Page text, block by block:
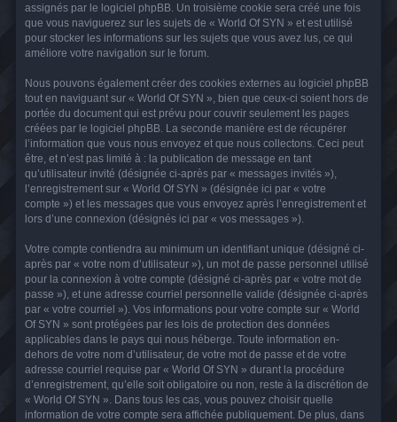
assignés par le logiciel phpBB. Un troisième cookie sera créé une fois
que vous naviguerez sur les sujets de « World Of SYN » et est utilisé
pour stocker les informations sur les sujets que vous avez lus, ce qui
améliore votre navigation sur le forum.
Nous pouvons également créer des cookies externes au logiciel phpBB
tout en naviguant sur « World Of SYN », bien que ceux-ci soient hors de
portée du document qui est prévu pour couvrir seulement les pages
créées par le logiciel phpBB. La seconde manière est de récupérer
l’information que vous nous envoyez et que nous collectons. Ceci peut
être, et n’est pas limité à : la publication de message en tant
qu’utilisateur invité (désignée ci-après par « messages invités »),
l’enregistrement sur « World Of SYN » (désignée ici par « votre
compte ») et les messages que vous envoyez après l’enregistrement et
lors d’une connexion (désignés ici par « vos messages »).
Votre compte contiendra au minimum un identifiant unique (désigné ci-
après par « votre nom d’utilisateur »), un mot de passe personnel utilisé
pour la connexion à votre compte (désigné ci-après par « votre mot de
passe »), et une adresse courriel personnelle valide (désignée ci-après
par « votre courriel »). Vos informations pour votre compte sur « World
Of SYN » sont protégées par les lois de protection des données
applicables dans le pays qui nous héberge. Toute information en-
dehors de votre nom d’utilisateur, de votre mot de passe et de votre
adresse courriel requise par « World Of SYN » durant la procédure
d’enregistrement, qu’elle soit obligatoire ou non, reste à la discrétion de
« World Of SYN ». Dans tous les cas, vous pouvez choisir quelle
information de votre compte sera affichée publiquement. De plus, dans